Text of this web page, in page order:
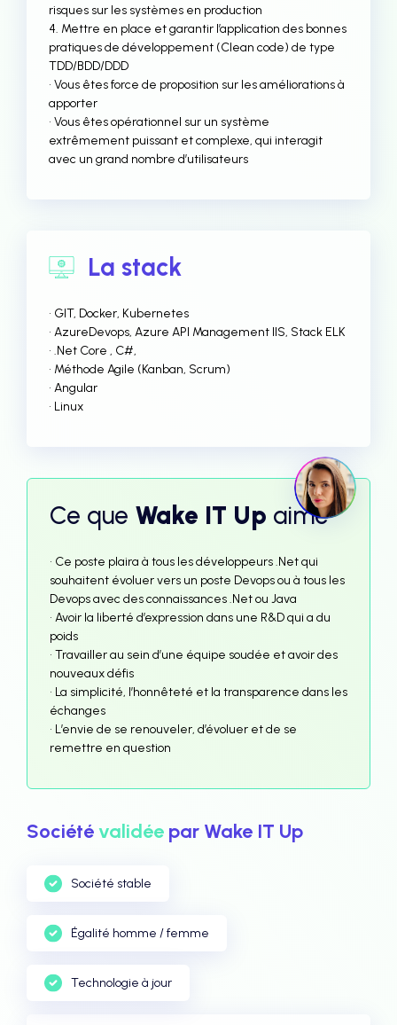
risques sur les systèmes en production
4. Mettre en place et garantir l’application des bonnes
pratiques de développement (Clean code) de type
TDD/BDD/DDD
• Vous êtes force de proposition sur les améliorations à
apporter
• Vous êtes opérationnel sur un système
extrêmement puissant et complexe, qui interagit
avec un grand nombre d’utilisateurs
La stack
• GIT, Docker, Kubernetes
• AzureDevops, Azure API Management IIS, Stack ELK
• .Net Core , C#,
• Méthode Agile (Kanban, Scrum)
• Angular
• Linux
Ce que Wake IT Up aime
• Ce poste plaira à tous les développeurs .Net qui
souhaitent évoluer vers un poste Devops ou à tous les
Devops avec des connaissances .Net ou Java
• Avoir la liberté d’expression dans une R&D qui a du
poids
• Travailler au sein d’une équipe soudée et avoir des
nouveaux défis
• La simplicité, l’honnêteté et la transparence dans les
échanges
• L’envie de se renouveler, d’évoluer et de se
remettre en question
Sociétévalidée par Wake IT Up
Société stable
Égalité homme / femme
Technologie à jour